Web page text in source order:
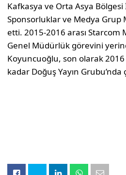
Kafkasya ve Orta Asya
Sponsorluklar ve Medya
etti. 2015-2016 arası Starcom
Genel Müdürlük görevini
Koyuncuoğlu, son olarak 2016
kadar Doğuş Yayın Grubu’nda